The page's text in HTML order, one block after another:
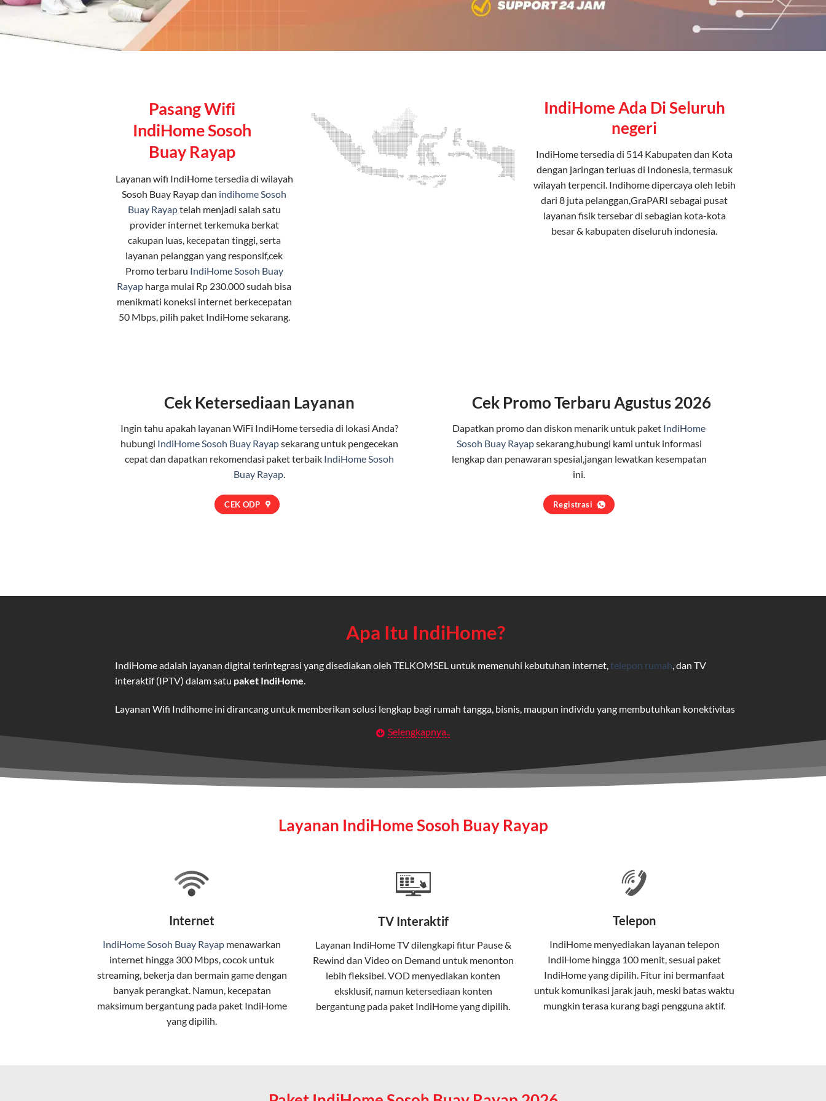
Pasang Wifi
IndiHome Sosoh
Buay Rayap
Layanan wifi IndiHometersedia di wilayah
Sosoh Buay Rayap dan indihome Sosoh
Buay Rayaptelah menjadi salah satu
provider internet terkemuka berkat
cakupan luas, kecepatan tinggi, serta
layanan pelanggan yang responsif,cek
Promo terbaru IndiHome Sosoh Buay
Rayap harga mulai Rp 230.000 sudah bisa
menikmati koneksi internet berkecepatan
50 Mbps, pilih paket IndiHomesekarang.
IndiHome Ada Di Seluruh
negeri
IndiHome tersedia di 514 Kabupaten dan Kota
dengan jaringan terluas di Indonesia, termasuk
wilayah terpencil. Indihome dipercaya oleh lebih
dari 8 juta pelanggan,GraPARI sebagai pusat
layanan fisik tersebar di sebagian kota-kota
besar & kabupaten diseluruh indonesia.
Cek Ketersediaan Layanan
Ingin tahu apakah layanan WiFi IndiHome tersedia di lokasi Anda?
hubungi IndiHome Sosoh Buay Rayapsekarang untuk pengecekan
cepat dan dapatkan rekomendasi paket terbaik IndiHome Sosoh
Buay Rayap.
CEK ODP
Cek Promo Terbaru Agustus 2026
Dapatkan promo dan diskon menarik untuk paket IndiHome
Sosoh Buay Rayapsekarang,hubungi kami untuk informasi
lengkap dan penawaran spesial,jangan lewatkan kesempatan
ini.
Registrasi
Apa Itu IndiHome?
IndiHome adalah layanan digital terintegrasi yang disediakan oleh TELKOMSEL untuk memenuhi kebutuhan internet, telepon rumah , dan TV
interaktif (IPTV) dalam satu paket IndiHome
Layanan Wifi Indihome ini dirancang untuk memberikan solusi lengkap bagi rumah tangga, bisnis, maupun individu yang membutuhkan konektivitas
Wifi IndiHome adalah layananinternetberbasis fiber optic yang disediakan oleh Telkom Indonesia untuk pengguna rumah dan bisnis.
Teknologi di Balik WiFi IndiHome
pelanggan. Teknologi ini memiliki beberapa keunggulan:
Kecepatan Tinggi
Serat optik mampu mentransmisikan data dalam kecepatan tinggi hingga 1 Gbps, lebih cepat dibandingkan kabel tembaga atau DSL.
Koneksi Stabil
Minim gangguan dari cuaca atau interferensi elektromagnetik, sehingga koneksi tetap lancar.
Selengkapnya..
Layanan IndiHome Sosoh Buay Rayap
Internet
IndiHome Sosoh Buay Rayap menawarkan
internet hingga 300 Mbps, cocok untuk
streaming, bekerja dan bermain game dengan
banyak perangkat. Namun, kecepatan
maksimum bergantung pada paket IndiHome
yang dipilih.
TV Interaktif
Layanan IndiHome TVdilengkapi fitur Pause &
Rewind dan Video on Demand untuk menonton
lebih fleksibel. VOD menyediakan konten
eksklusif, namun ketersediaan konten
bergantung pada paket IndiHome yang dipilih.
Telepon
IndiHome menyediakan layanan telepon
IndiHome hingga 100 menit, sesuai paket
IndiHome yang dipilih. Fitur ini bermanfaat
untuk komunikasi jarak jauh, meski batas waktu
mungkin terasa kurang bagi pengguna aktif.